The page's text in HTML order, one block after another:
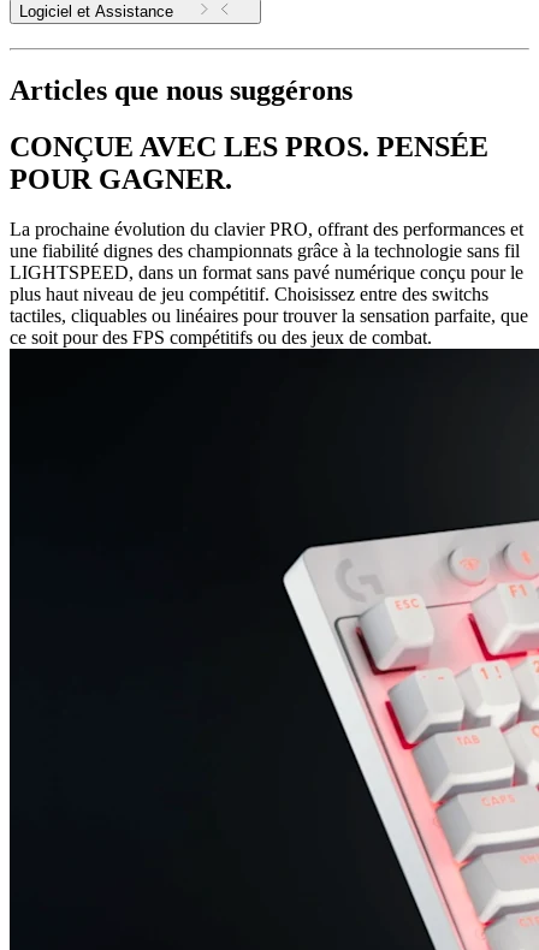
Logiciel et Assistance
Articles que nous suggérons
CONÇUE AVEC LES PROS. PENSÉE
POUR GAGNER.
La prochaine évolution du clavier PRO, offrant des performances et
une fiabilité dignes des championnats grâce à la technologie sans fil
LIGHTSPEED, dans un format sans pavé numérique conçu pour le
plus haut niveau de jeu compétitif. Choisissez entre des switchs
tactiles, cliquables ou linéaires pour trouver la sensation parfaite, que
ce soit pour des FPS compétitifs ou des jeux de combat.